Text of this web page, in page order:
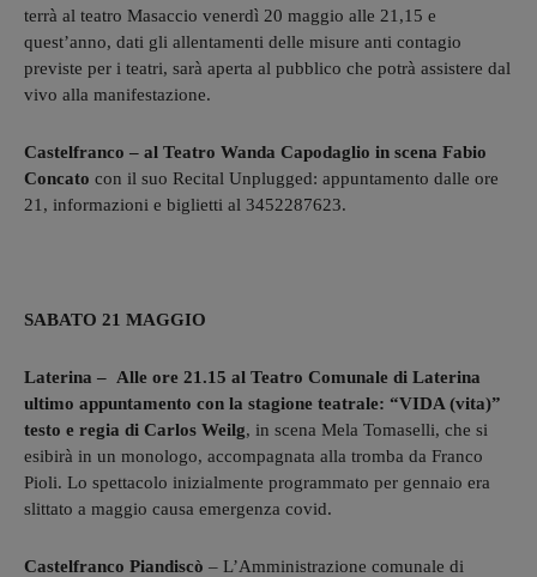
terrà al teatro Masaccio venerdì 20 maggio alle 21,15 e
quest’anno, dati gli allentamenti delle misure anti contagio
previste per i teatri, sarà aperta al pubblico che potrà assistere dal
vivo alla manifestazione.
Castelfranco – al Teatro Wanda Capodaglio in scena Fabio
Concato con il suo Recital Unplugged: appuntamento dalle ore
21, informazioni e biglietti al 3452287623.
SABATO 21 MAGGIO
Laterina – Alle ore 21.15 al Teatro Comunale di Laterina
ultimo appuntamento con la stagione teatrale: “VIDA (vita)”
testo e regia di Carlos Weilg, in scena Mela Tomaselli, che si
esibirà in un monologo, accompagnata alla tromba da Franco
Pioli. Lo spettacolo inizialmente programmato per gennaio era
slittato a maggio causa emergenza covid.
Castelfranco Piandiscò – L’Amministrazione comunale di